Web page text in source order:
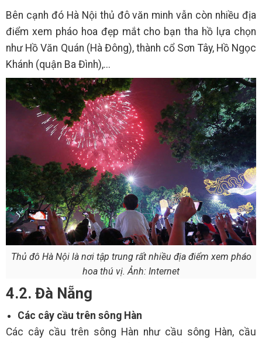
Bên cạnh đó Hà Nội thủ đô văn minh vẫn còn nhiều địa
điểm xem pháo hoa đẹp mắt cho bạn tha hồ lựa chọn
như Hồ Văn Quán (Hà Đông), thành cổ Sơn Tây, Hồ Ngọc
Khánh (quận Ba Đình),...
Thủ đô Hà Nội là nơi tập trung rất nhiều địa điểm xem pháo
hoa thú vị. Ảnh: Internet
4.2. Đà Nẵng
Các cây cầu trên sông Hàn
Các cây cầu trên sông Hàn như cầu sông Hàn, cầu